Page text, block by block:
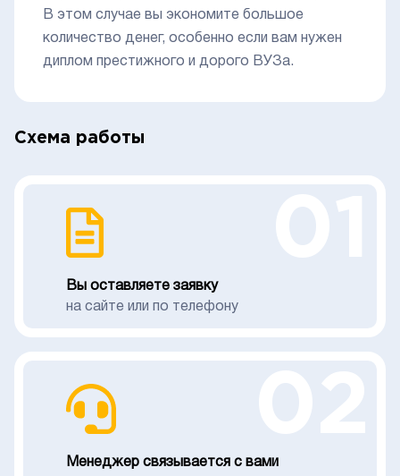
В этом случае вы экономите большое
количество денег, особенно если вам нужен
диплом престижного и дорого ВУЗа.
Схема работы
Вы оставляете заявку
на сайте или по телефону
Менеджер связывается с вами